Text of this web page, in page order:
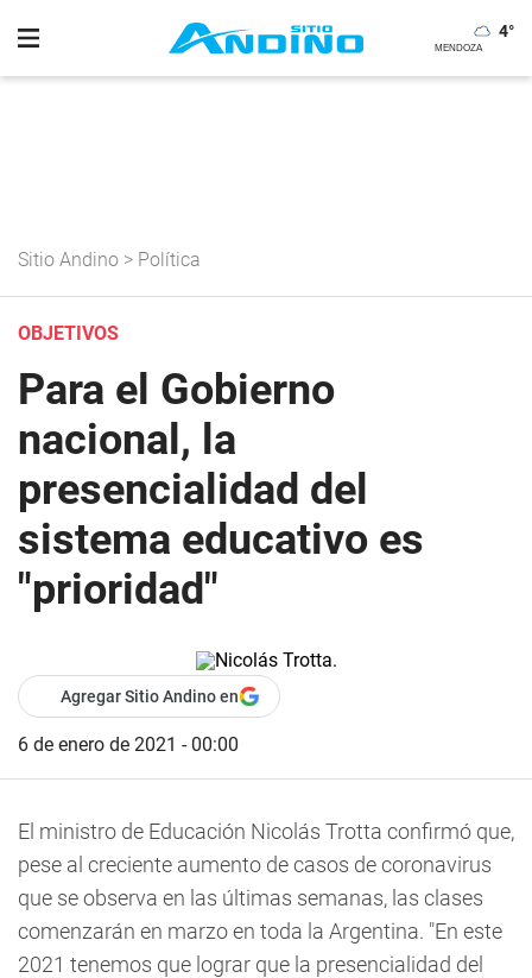
4°
Sitio Andino > Política
OBJETIVOS
Para el Gobierno
nacional, la
presencialidad del
sistema educativo es
"prioridad"
Agregar Sitio Andino en
6 de enero de 2021 - 00:00
El ministro de Educación Nicolás Trotta confirmó que,
pese al creciente aumento de casos de coronavirus
que se observa en las últimas semanas, las clases
comenzarán en marzo en toda la Argentina. "En este
2021 tenemos que lograr que la presencialidad del